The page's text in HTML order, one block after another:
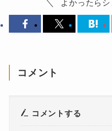
よかったらシ
コメント
コメントする